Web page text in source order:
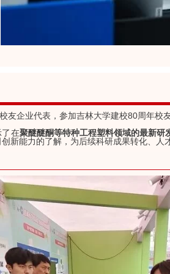
友企业代表，参加吉林大学建校80周年校
了在聚醚醚酮等特种工程塑料领域的最新研
新能力的了解，为后续科研成果转化、